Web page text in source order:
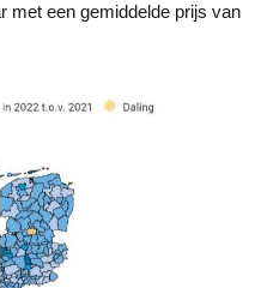
met een gemiddelde prijs van